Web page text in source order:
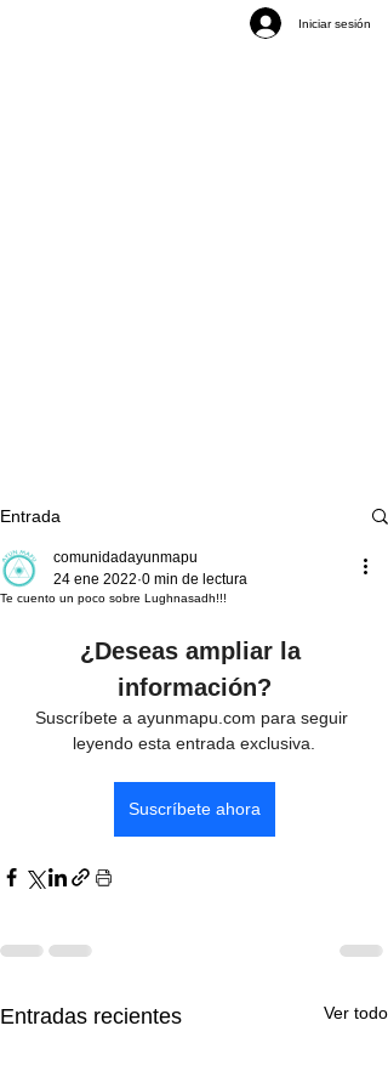
Iniciar sesión
Entrada
Te cuento un poco sobre Lughnasadh!!!
comunidadayunmapu
24 ene 2022 0 min de lectura
¿Deseas ampliar la
información?
Suscríbete a ayunmapu.com para seguir
leyendo esta entrada exclusiva.
Suscríbete ahora
Entradas recientes Ver todo